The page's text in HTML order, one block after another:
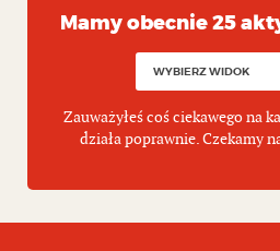
Mamy obecnie 25
Zauważyłeś coś ciekawego na
działa poprawnie. Czekamy